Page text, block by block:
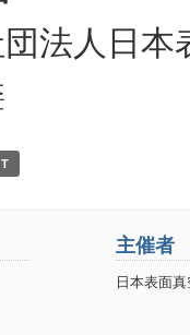
法人日
主催者
日本表面